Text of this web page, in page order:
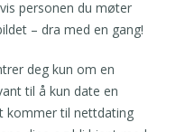
personen du møter
– dra med en gang!
deg kun om en
til å kun date en
kommer til nettdating